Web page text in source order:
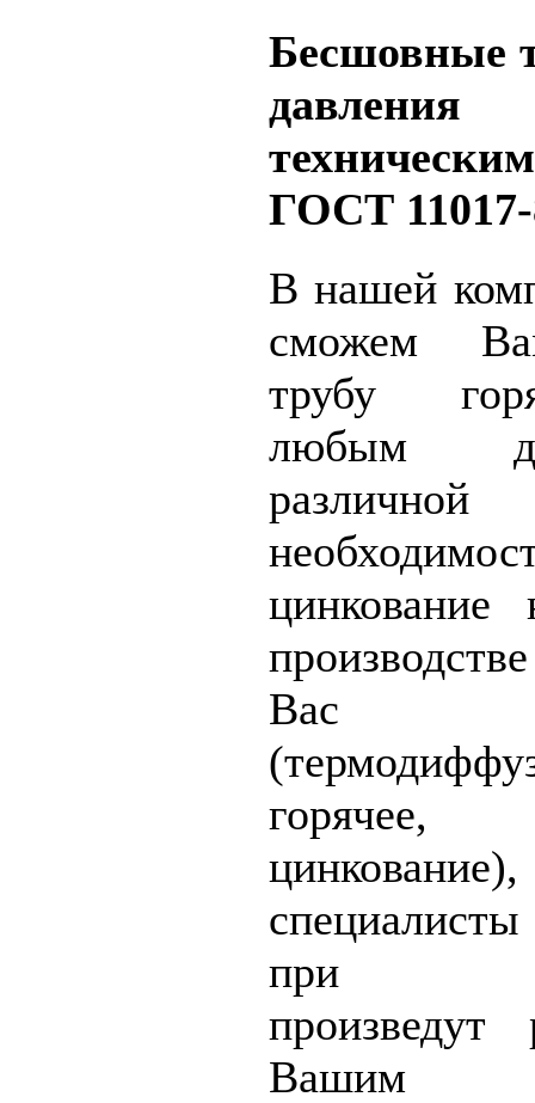
Бесшовные
давления
ГОСТ
В нашей
сможем
трубу
любым
цинкование
Вас
при
Вашим